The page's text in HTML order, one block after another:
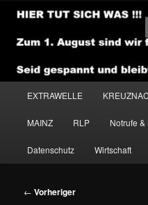
Zum
primären
Inhalt
EXTRAWELLE
MAINZ RLP Notrufe
Datenschutz Wirtschaft
Beitragsnavigation
← Vorheriger